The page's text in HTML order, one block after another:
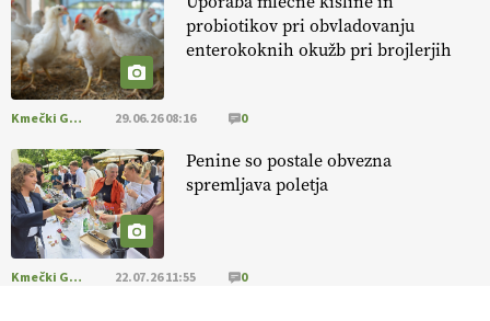
probiotikov pri obvladovanju
enterokoknih okužb pri brojlerjih
Kmečki Glas 29.06.26 08:16 0
Penine so postale obvezna
spremljava poletja
Kmečki Glas 22.07.26 11:55 0